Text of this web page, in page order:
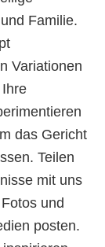
Familie.
Variationen
das Gericht
Teilen
mit uns
und
posten.